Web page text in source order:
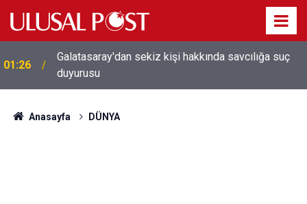
01:26
Galatasaray'dan sekiz kişi hakkında savcılığa suç
duyurusu
Anasayfa DÜNYA